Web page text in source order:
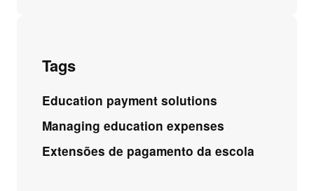
Tags
Education payment solutions
Managing education expenses
Extensões de pagamento da escola